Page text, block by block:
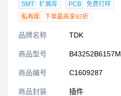
SMT 扩展库 PCB
免费打样
私有库
下单最高享92折
品牌名称 TDK
商品型号 B43252B6157M
商品编号 C1609287
商品封装 插件​